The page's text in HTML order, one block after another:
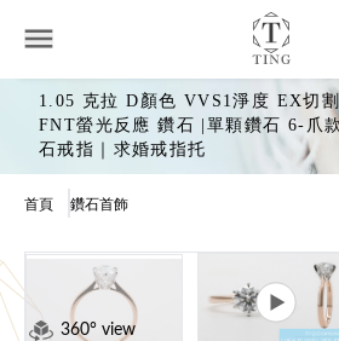
1.05 克拉 D顏色 VVS1淨度 EX切
FNT螢光反應 鑽石 |單顆鑽石 6-爪
石戒指｜求婚戒指托
首頁 鑽石首飾
360° view